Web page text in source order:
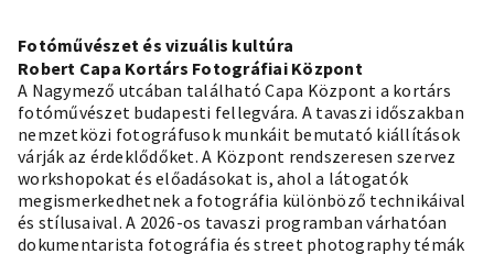
Fotóművészet és vizuális kultúra
Robert Capa Kortárs Fotográfiai Központ
A Nagymező utcában található Capa Központ a kortárs
fotóművészet budapesti fellegvára. A tavaszi időszakban
nemzetközi fotográfusok munkáit bemutató kiállítások
várják az érdeklődőket. A Központ rendszeresen szervez
workshopokat és előadásokat is, ahol a látogatók
megismerkedhetnek a fotográfia különböző technikáival
és stílusaival. A 2026-os tavaszi programban várhatóan
dokumentarista fotográfia és street photography témák